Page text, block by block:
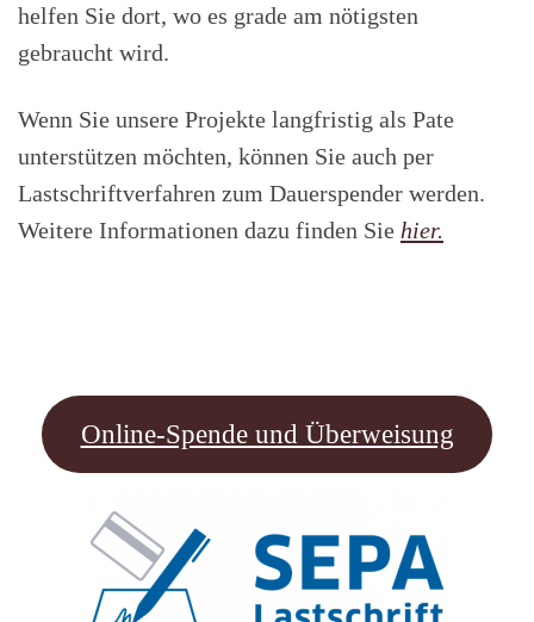
helfen Sie dort, wo es grade am nötigsten
gebraucht wird.
Wenn Sie unsere Projekte langfristig als Pate
unterstützen möchten, können Sie auch per
Lastschriftverfahren zum Dauerspender werden.
Weitere Informationen dazu finden Sie hier.
Online-Spende und Überweisung